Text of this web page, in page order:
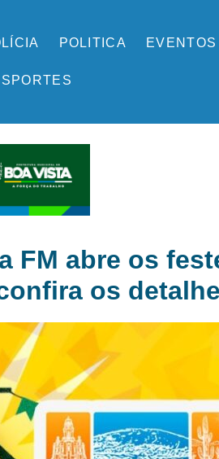
POLITICA EVENTOS
FM abre os
os